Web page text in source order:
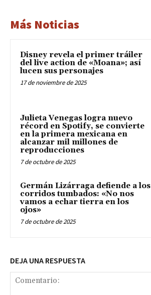
Más Noticias
Disney revela el primer tráiler
del live action de «Moana»; así
lucen sus personajes
17 de noviembre de 2025
Julieta Venegas logra nuevo
récord en Spotify, se convierte
en la primera mexicana en
alcanzar mil millones de
reproducciones
7 de octubre de 2025
Germán Lizárraga defiende a los
corridos tumbados: «No nos
vamos a echar tierra en los
ojos»
7 de octubre de 2025
DEJA UNA RESPUESTA